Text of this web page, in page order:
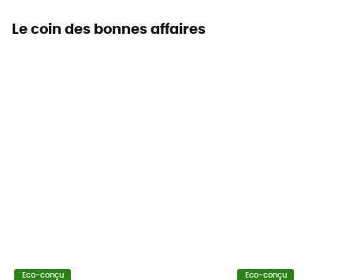
Le coin des bonnes affaires
Eco-conçu Eco-conçu